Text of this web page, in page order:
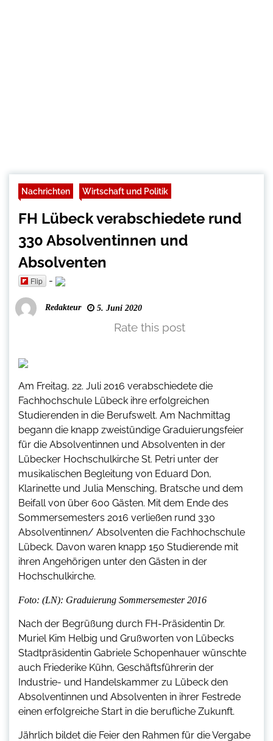
Nachrichten Wirtschaft und Politik
FH Lübeck verabschiedete rund
330 Absolventinnen und
Absolventen
Flip -
Redakteur 5. Juni 2020
Rate this post
Am Freitag, 22. Juli 2016 verabschiedete die
Fachhochschule Lübeck ihre erfolgreichen
Studierenden in die Berufswelt. Am Nachmittag
begann die knapp zweistündige Graduierungsfeier
für die Absolventinnen und Absolventen in der
Lübecker Hochschulkirche St. Petri unter der
musikalischen Begleitung von Eduard Don,
Klarinette und Julia Mensching, Bratsche und dem
Beifall von über 600 Gästen. Mit dem Ende des
Sommersemesters 2016 verließen rund 330
Absolventinnen/ Absolventen die Fachhochschule
Lübeck. Davon waren knapp 150 Studierende mit
ihren Angehörigen unter den Gästen in der
Hochschulkirche.
Foto: (LN): Graduierung Sommersemester 2016
Nach der Begrüßung durch FH-Präsidentin Dr.
Muriel Kim Helbig und Grußworten von Lübecks
Stadtpräsidentin Gabriele Schopenhauer wünschte
auch Friederike Kühn, Geschäftsführerin der
Industrie- und Handelskammer zu Lübeck den
Absolventinnen und Absolventen in ihrer Festrede
einen erfolgreiche Start in die berufliche Zukunft.
Jährlich bildet die Feier den Rahmen für die Vergabe